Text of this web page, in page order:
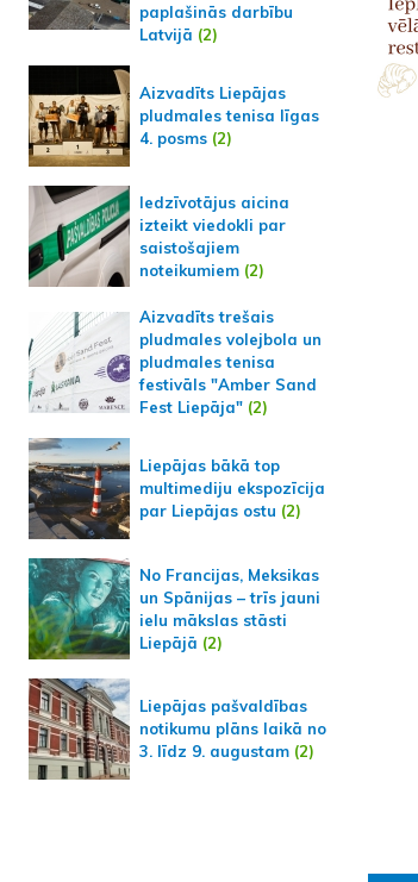
paplašinās darbību
Latvijā (2)
Aizvadīts Liepājas
pludmales tenisa līgas
4. posms (2)
Iedzīvotājus aicina
izteikt viedokli par
saistošajiem
noteikumiem (2)
Aizvadīts trešais
pludmales volejbola un
pludmales tenisa
festivāls "Amber Sand
Fest Liepāja" (2)
Liepājas bākā top
multimediju ekspozīcija
par Liepājas ostu (2)
No Francijas, Meksikas
un Spānijas – trīs jauni
ielu mākslas stāsti
Liepājā (2)
Liepājas pašvaldības
notikumu plāns laikā no
3. līdz 9. augustam (2)